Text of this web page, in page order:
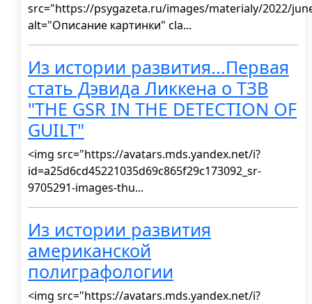
src="https://psygazeta.ru/images/materialy/2022/
alt="Описание картинки" cla...
Из истории развития...Первая
стать Дэвида Ликкена о ТЗВ
"THE GSR IN THE DETECTION OF
GUILT"
<img src="https://avatars.mds.yandex.net/i?
id=a25d6cd45221035d69c865f29c173092_sr-
9705291-images-thu...
Из истории развития
американской
полиграфологии
<img src="https://avatars.mds.yandex.net/i?